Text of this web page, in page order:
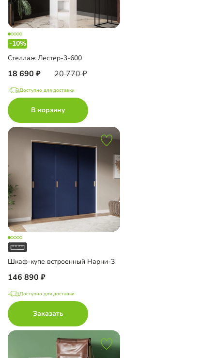
-10%
Стеллаж Лестер-3-600
18 690 20 770
Доступно для доставки
В корзину
Шкаф-купе встроенный Нарни-3
146 890
Доступно для доставки
Заказать